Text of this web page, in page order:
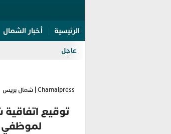
الرئيسية أخبار الشمال
عاجل
Chamalpress | شمال بريس
توقيع
لموظفي